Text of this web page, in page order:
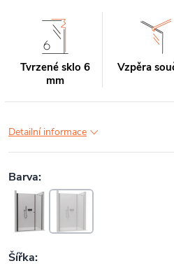
Tvrzené sklo 6
mm
Vzpěra
Detailní informace